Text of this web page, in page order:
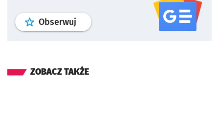
Obserwuj profil serwisu
ZOBACZ TAKŻE